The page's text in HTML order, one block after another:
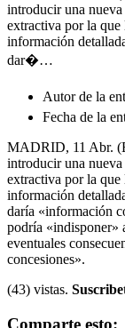
Cerrar el menú
FOROS
INICIAR
Empresas